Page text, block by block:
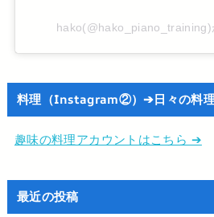
hako(@hako_piano_training)
料理（Instagram②）➔日々の料
趣味の料理アカウントはこちら ➔
最近の投稿